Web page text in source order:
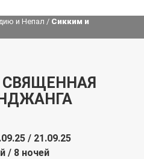
и Непал / Сикким и
/ 21.09.25
/ 8 ночей